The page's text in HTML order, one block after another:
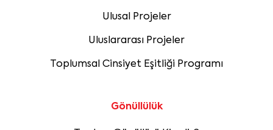
Ulusal Projeler
Uluslararası Projeler
Toplumsal Cinsiyet Eşitliği Programı
Gönüllülük